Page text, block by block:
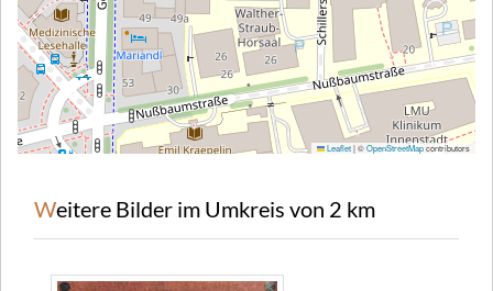
Leaflet|©OpenStreetMapcontributors
Weitere Bilder im Umkreis von 2 km